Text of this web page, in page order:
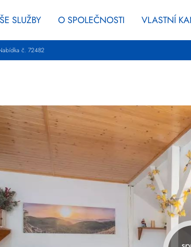
SLUŽBY O SPOLEČNOSTI VLASTNÍ
č. 72482